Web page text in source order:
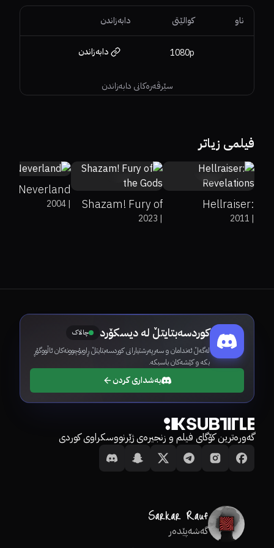
سێرڤەرەکانی دابەزاندن
ناو کوالێتی دابەزاندن
1080p دابەزاندن
فیلمی زیاتر
2.7
undefined%
Hellraiser:
Revelations|
2011
Shazam! Fury of
the Gods|
2023
Neverland
|
2004
کوردسەبتایتڵ لە دیسکۆرد چالاک
لەگەڵ ئەندامان و سەرپەرشتیارانی کوردسەبتایتڵ ڕاوبۆچوونەکان ئاڵووگۆڕ
بکە و کێشەکان باسبکە.
بەشداری کردن
گەورەترین کۆگای فیلم و زنجیرەی ژێرنووسکراوی کوردی
گەشەپێدەر